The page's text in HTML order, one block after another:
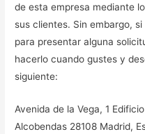
de esta empresa mediante
sus clientes. Sin embargo,
para presentar alguna
hacerlo cuando gustes y
siguiente:
Avenida de la Vega, 1
Alcobendas 28108 Madrid,